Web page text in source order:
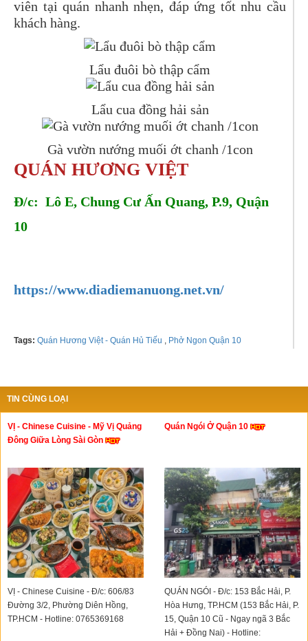
viên tại quán nhanh nhẹn, đáp ứng tốt nhu cầu
khách hàng.
Lẩu đuôi bò thập cẩm
Lẩu cua đồng hải sản
Gà vườn nướng muối ớt chanh /1con
QUÁN HƯƠNG VIỆT
Đ/c: Lô E, Chung Cư Ấn Quang, P.9, Quận
10
https://www.diadiemanuong.net.vn/
Tags: Quán Hương Việt - Quán Hủ Tiếu , Phở Ngon Quận 10
TIN CÙNG LOẠI
VỊ - Chinese Cuisine - Mỹ Vị Quảng
Đông Giữa Lòng Sài Gòn
VỊ - Chinese Cuisine - Đ/c: 606/83
Đường 3/2, Phường Diên Hồng,
TP.HCM - Hotline: 0765369168
Quán Ngói Ở Quận 10
QUÁN NGÓI - Đ/c: 153 Bắc Hải, P.
Hòa Hưng, TP.HCM (153 Bắc Hải, P.
15, Quận 10 Cũ - Ngay ngã 3 Bắc
Hải + Đồng Nai) - Hotline: